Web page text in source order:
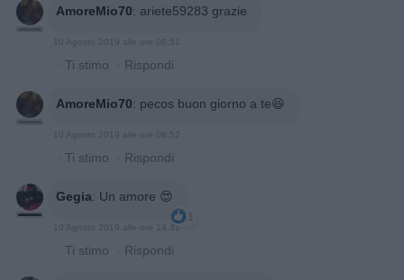
AmoreMio70: ariete59283 grazie
10 Agosto 2019 alle ore 08:51
· Ti stimo · Rispondi
AmoreMio70: pecos buon giorno a te😆
10 Agosto 2019 alle ore 08:52
· Ti stimo · Rispondi
Gegia: Un amore 😍
1
10 Agosto 2019 alle ore 14:41
· Ti stimo · Rispondi